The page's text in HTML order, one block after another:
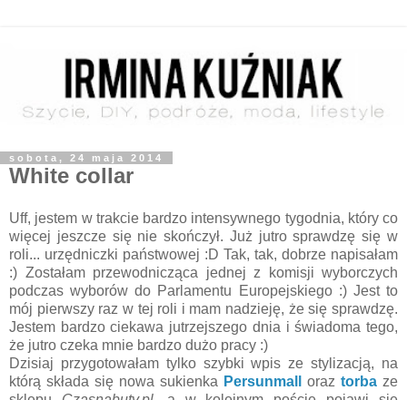
sobota, 24 maja 2014
White collar
Uff, jestem w trakcie bardzo intensywnego tygodnia, który co
więcej jeszcze się nie skończył. Już jutro sprawdzę się w
roli... urzędniczki państwowej :D Tak, tak, dobrze napisałam
:) Zostałam przewodnicząca jednej z komisji wyborczych
podczas wyborów do Parlamentu Europejskiego :) Jest to
mój pierwszy raz w tej roli i mam nadzieję, że się sprawdzę.
Jestem bardzo ciekawa jutrzejszego dnia i świadoma tego,
że jutro czeka mnie bardzo dużo pracy :)
Dzisiaj przygotowałam tylko szybki wpis ze stylizacją, na
którą składa się nowa sukienka Persunmall oraz torba ze